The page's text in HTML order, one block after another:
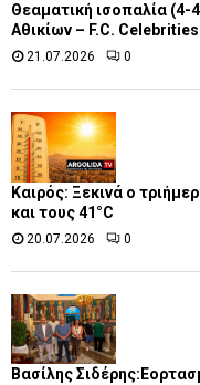
Θεαματική ισοπαλία
Αθικίων – F.C.
21.07.2026 0
Καιρός: Ξεκινά ο
και τους 41°C
20.07.2026 0
Βασίλης